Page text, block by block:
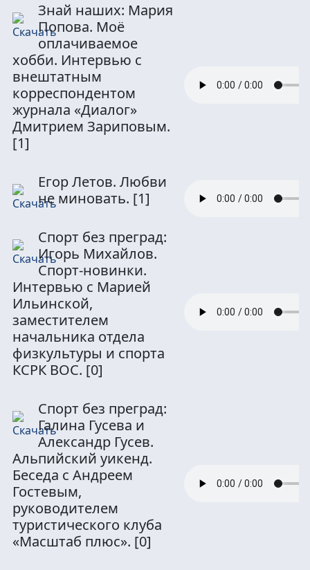
Знай наших: Мария
Попова. Моё
оплачиваемое
хобби. Интервью с
внештатным
корреспондентом
журнала «Диалог»
Дмитрием Зариповым.
[1]
Егор Летов. Любви
не миновать. [1]
Спорт без преград:
Игорь Михайлов.
Спорт-новинки.
Интервью с Марией
Ильинской,
заместителем
начальника отдела
физкультуры и спорта
КСРК ВОС. [0]
Спорт без преград:
Галина Гусева и
Александр Гусев.
Альпийский уикенд.
Беседа с Андреем
Гостевым,
руководителем
туристического клуба
«Масштаб плюс». [0]